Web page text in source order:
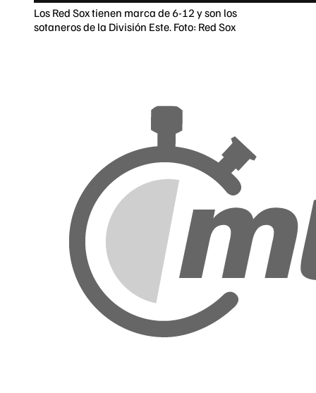
Los Red Sox tienen marca de 6-12 y son los
sotaneros de la División Este. Foto: Red Sox